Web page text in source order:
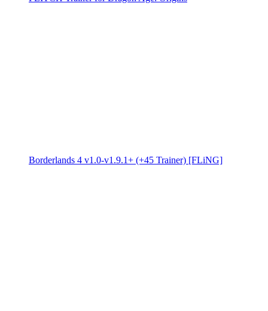
Borderlands 4 v1.0-v1.9.1+ (+45 Trainer) [FLiNG]